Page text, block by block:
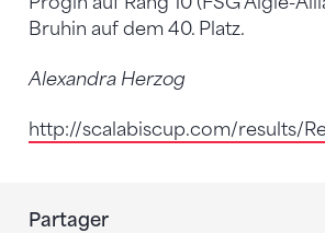
Bruhin auf dem 40. Platz.
Alexandra Herzog
http://scalabiscup.com/results/
Partager